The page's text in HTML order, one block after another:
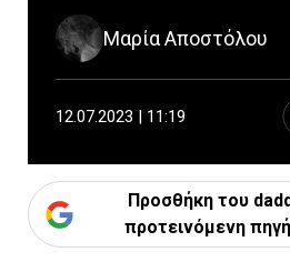
Μαρία Αποστόλου
12.07.2023 | 11:19
Προσθήκη του
προτεινόμενη